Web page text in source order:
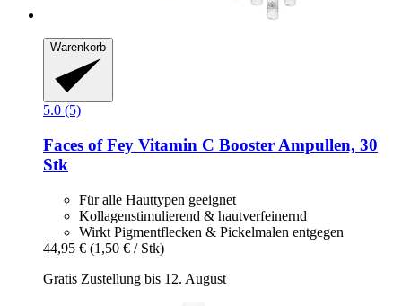
Warenkorb
5.0 (5)
Faces of Fey Vitamin C Booster Ampullen, 30
Stk
Für alle Hauttypen geeignet
Kollagenstimulierend & hautverfeinernd
Wirkt Pigmentflecken & Pickelmalen entgegen
44,95 € (1,50 € / Stk)
Gratis Zustellung bis 12. August